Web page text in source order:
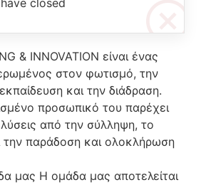
closed
& INNOVATION είναι ένας
στον φωτισμό, την
και την διάδραση.
προσωπικό του παρέχει
από την σύλληψη, το
την παράδοση και ολοκλήρωση
μας Η ομάδα μας αποτελείται